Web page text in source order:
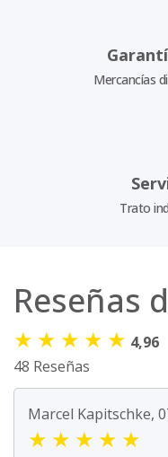
Mercancías
Trato
Reseñas
★ ★ ★ ★ ★ 4,96
48 Reseñas
Marcel Kapitschke,
★ ★ ★ ★ ★